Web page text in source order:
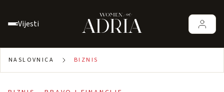
Vijesti
NASLOVNICA BIZNIS